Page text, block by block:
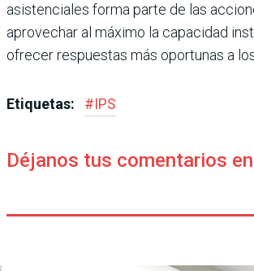
asistenciales forma parte de las
aprovechar al máximo la capacidad
ofrecer respuestas más oportunas a
Etiquetas: #IPS
Déjanos tus comentarios